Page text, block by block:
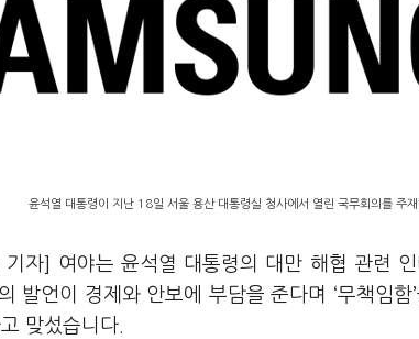
윤석열 대통령이 지난 18일 서울 용산 대통령실 청사에서 열린 국무회의를 주
기자] 여야는 윤석열 대통령의 대만 해협 관련
발언이 경제와 안보에 부담을 준다며 ‘무책임함
맞섰습니다.